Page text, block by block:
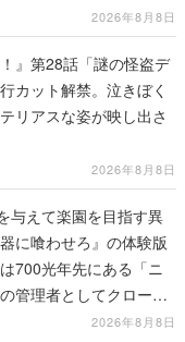
2026年8月8日
』第28話「謎の怪盗デ
カット解禁。泣きぼく
リアスな姿が映し出さ
2026年8月8日
与えて楽園を目指す異
に喰わせろ』の体験版
700光年先にある「ニ
管理者としてクローン
て神に捧げる2026年8月8日